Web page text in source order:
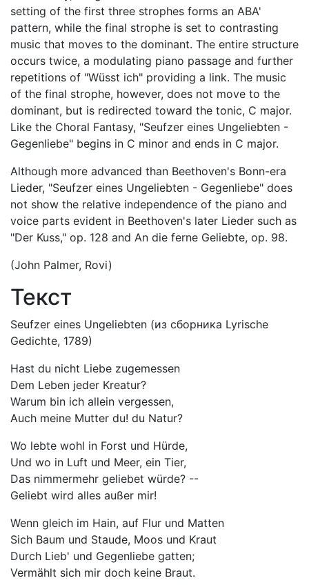
setting of the first three strophes forms an ABA'
pattern, while the final strophe is set to contrasting
music that moves to the dominant. The entire structure
occurs twice, a modulating piano passage and further
repetitions of "Wüsst ich" providing a link. The music
of the final strophe, however, does not move to the
dominant, but is redirected toward the tonic, C major.
Like the Choral Fantasy, "Seufzer eines Ungeliebten -
Gegenliebe" begins in C minor and ends in C major.
Although more advanced than Beethoven's Bonn-era
Lieder, "Seufzer eines Ungeliebten - Gegenliebe" does
not show the relative independence of the piano and
voice parts evident in Beethoven's later Lieder such as
"Der Kuss," op. 128 and An die ferne Geliebte, op. 98.
(John Palmer, Rovi)
Текст
Seufzer eines Ungeliebten (из сборника Lyrische
Gedichte, 1789)
Hast du nicht Liebe zugemessen
Dem Leben jeder Kreatur?
Warum bin ich allein vergessen,
Auch meine Mutter du! du Natur?
Wo lebte wohl in Forst und Hürde,
Und wo in Luft und Meer, ein Tier,
Das nimmermehr geliebet würde? --
Geliebt wird alles außer mir!
Wenn gleich im Hain, auf Flur und Matten
Sich Baum und Staude, Moos und Kraut
Durch Lieb' und Gegenliebe gatten;
Vermählt sich mir doch keine Braut.